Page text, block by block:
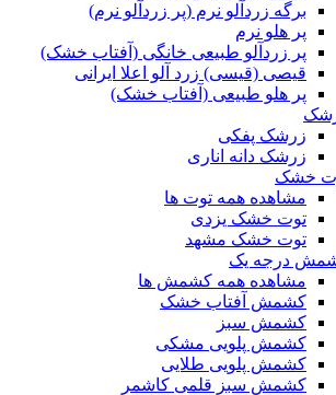
برگه زردآلو نرم (پر زردآلو نرم)
پر هلو نرم
پر زردآلو طبیعی خانگی (آفتاب خشک)
قیصی (قیسی) زرد آلو اعلا ایرانی
پر هلو طبیعی (آفتاب خشک)
زرشک پفکی
زرشک دانه اناری
خشک
مشاهده همه توت ها
توت خشک یزدی
توت خشک مشهد
درجه یک
مشاهده همه کشمش ها
کشمش آفتاب خشک
کشمش سبز
کشمش پلویی مشکی
کشمش پلویی طلایی
کشمش سبز قلمی کاشمر